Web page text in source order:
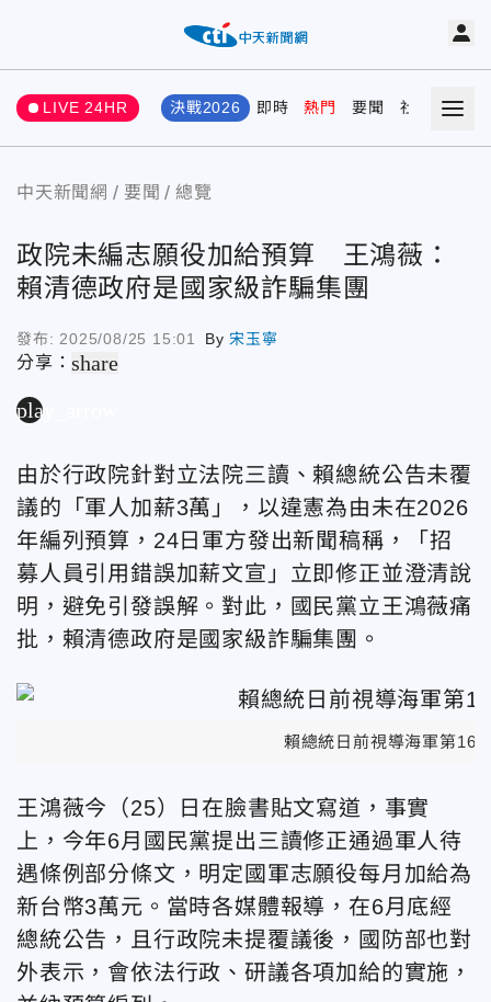
LIVE 24HR 決戰2026 即時 熱門 要聞 社會 娛樂
中天新聞網 要聞 總覽
政院未編志願役加給預算 王鴻薇：
賴清德政府是國家級詐騙集團
發布: 2025/08/25 15:01 By 宋玉寧
分享：share
play_arrow
由於行政院針對立法院三讀、賴總統公告未覆
議的「軍人加薪3萬」，以違憲為由未在2026
年編列預算，24日軍方發出新聞稿稱，「招
募人員引用錯誤加薪文宣」立即修正並澄清說
明，避免引發誤解。對此，國民黨立王鴻薇痛
批，賴清德政府是國家級詐騙集團。
賴總統日前視導海軍第
王鴻薇今（25）日在臉書貼文寫道，事實
上，今年6月國民黨提出三讀修正通過軍人待
遇條例部分條文，明定國軍志願役每月加給為
新台幣3萬元。當時各媒體報導，在6月底經
總統公告，且行政院未提覆議後，國防部也對
外表示，會依法行政、研議各項加給的實施，